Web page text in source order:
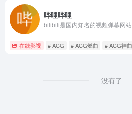
哔哩哔哩
在线影视 # ACG # ACG燃曲 # ACG神曲
没有了